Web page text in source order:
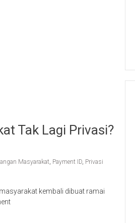
Tak Lagi Privasi?
Masyarakat, Payment ID, Privasi
kembali dibuat ramai